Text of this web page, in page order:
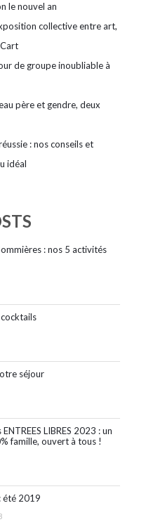
le nouvel an
collective entre art,
de groupe inoubliable à
père et gendre, deux
: nos conseils et
idéal
: nos 5 activités
séjour
LIBRES 2023 : un
famille, ouvert à tous !
été 2019